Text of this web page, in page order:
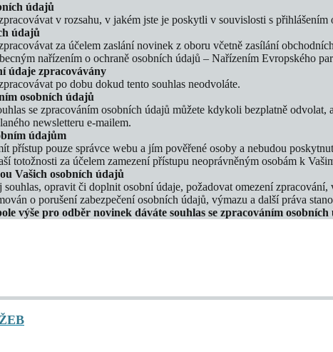
údajů
v rozsahu, v jakém jste je poskytli v souvislosti s
údajů
za účelem zaslání novinek z oboru včetně zasílání
nařízením o ochraně osobních údajů – Nařízením Evropského
údaje zpracovávány
po dobu dokud tento souhlas neodvoláte.
osobních údajů
se zpracováním osobních údajů můžete kdykoli bezplatně
newsletteru e-mailem.
údajům
přístup pouze správce webu a jím pověřené osoby a nebudou
totožnosti za účelem zamezení přístupu neoprávněným osobám k
Vašich osobních údajů
opravit či doplnit osobní údaje, požadovat omezení
o porušení zabezpečení osobních údajů, výmazu a další práva
výše pro odběr novinek dáváte souhlas se zpracováním